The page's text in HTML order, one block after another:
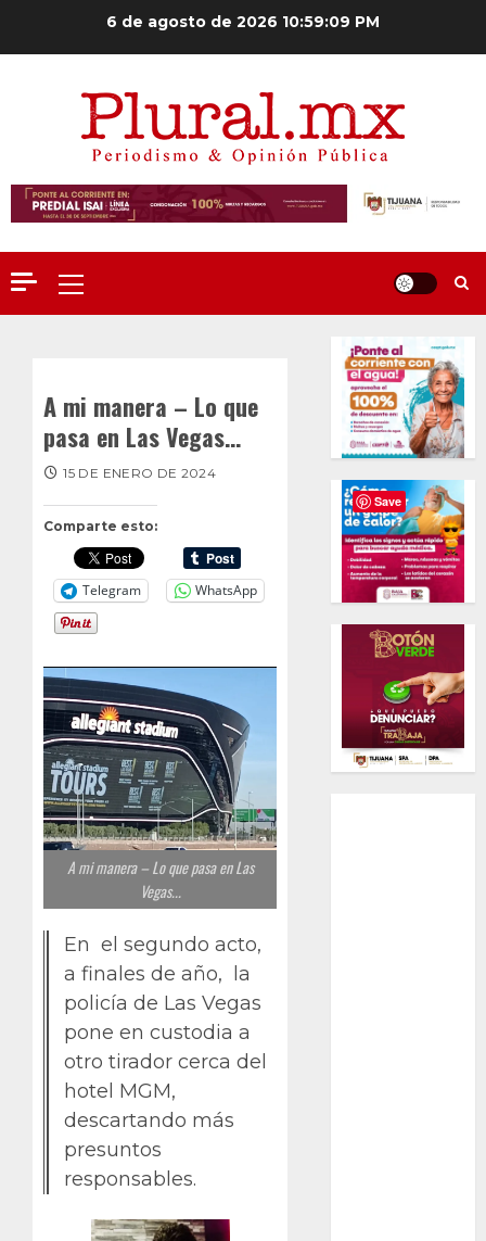
6 de agosto de 202610:59:10 PM
Menú
principal
A mi manera – Lo que
pasa en Las Vegas…
Comparte esto:
Telegram WhatsApp
15 DE ENERO DE 2024
A mi manera – Lo que pasa en Las
Vegas...
En el segundo acto,
a finales de año, la
policía de Las Vegas
pone en custodia a
otro tirador cerca del
hotel MGM,
descartando más
presuntos
responsables.
Save